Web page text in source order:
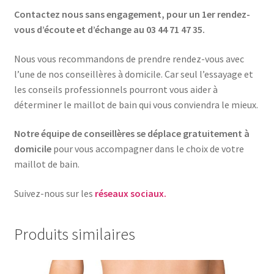
Contactez nous sans engagement, pour un 1er rendez-
vous d’écoute et d’échange au 03 44 71 47 35.
Nous vous recommandons de prendre rendez-vous avec
l’une de nos conseillères à domicile. Car seul l’essayage et
les conseils professionnels pourront vous aider à
déterminer le maillot de bain qui vous conviendra le mieux.
Notre équipe de conseillères se déplace gratuitement à
domicilepour vous accompagner dans le choix de votre
maillot de bain.
Suivez-nous sur les réseaux sociaux.
Produits similaires